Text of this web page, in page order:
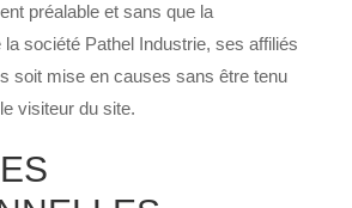
préalable et sans que la
la société Pathel Industrie, ses affiliés
soit mise en causes sans être tenu
visiteur du site.